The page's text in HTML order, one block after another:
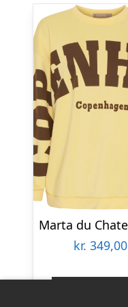
kr. 349,00